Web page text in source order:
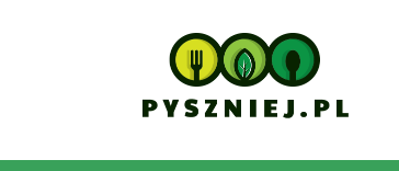
pyszniej.pl